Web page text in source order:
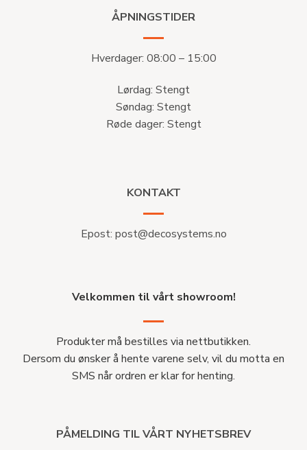
ÅPNINGSTIDER
Hverdager: 08:00 – 15:00
Lørdag: Stengt
Søndag: Stengt
Røde dager: Stengt
KONTAKT
Epost: post@decosystems.no
Velkommen til vårt showroom!
Produkter må bestilles via nettbutikken.
Dersom du ønsker å hente varene selv, vil du motta en
SMS når ordren er klar for henting.
PÅMELDING TIL VÅRT NYHETSBREV